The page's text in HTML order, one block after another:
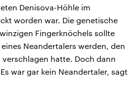
Denisova-Höhle im
worden war. Die genetische
Fingerknöchels sollte
Neandertalers werden, den
verschlagen hatte. Doch dann
war gar kein Neandertaler, sagt